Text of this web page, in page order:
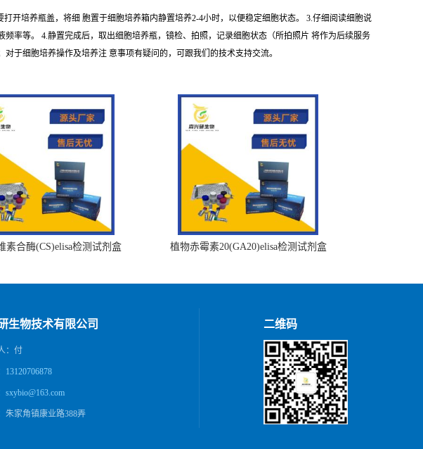
开培养瓶盖，将细 胞置于细胞培养箱内静置培养2-4小时，以便稳定细胞状态。 3.仔细阅读细胞说
率等。 4.静置完成后，取出细胞培养瓶，镜检、拍照，记录细胞状态（所拍照片 将作为后续服务
于细胞培养操作及培养注 意事项有疑问的，可跟我们的技术支持交流。
素合酶(CS)elisa检测试剂盒 植物赤霉素20(GA20)elisa检测试剂盒
生物技术有限公司
：付
13120706878
sxybio@163.com
朱家角镇康业路388弄
二维码